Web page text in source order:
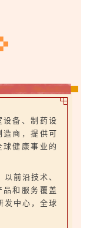
备、制药设
商，提供可
健康事业的
前沿技术、
和服务覆盖
发中心，全球